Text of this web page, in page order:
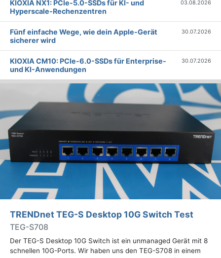
KIOXIA NX1: PCIe-5.0-SSDs für KI- und
Hyperscale-Rechenzentren
03.08.2026
Fünf einfache Wege, wie dein Apple-Gerät
sicherer wird
30.07.2026
KIOXIA CM10: PCIe-6.0-SSDs für Enterprise-
und KI-Anwendungen
30.07.2026
TRENDnet TEG-S Desktop 10G Switch Test
TEG-S708
Der TEG-S Desktop 10G Switch ist ein unmanaged Gerät mit 8
schnellen 10G-Ports. Wir haben uns den TEG-S708 in einem